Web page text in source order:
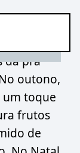
dá pra
outono,
um toque
frutos
de